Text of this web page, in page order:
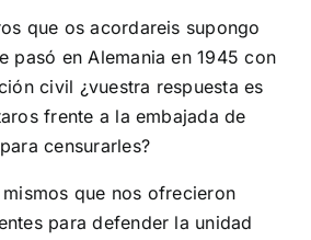
que os acordareis supongo
pasó en Alemania en 1945 con
civil ¿vuestra respuesta es
frente a la embajada de
censurarles?
que nos ofrecieron
para defender la unidad